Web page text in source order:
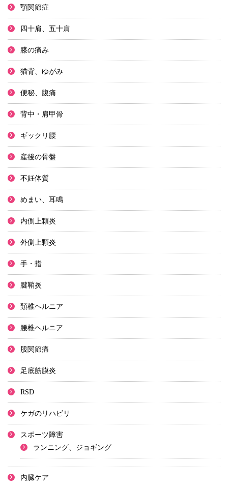
顎関節症
四十肩、五十肩
膝の痛み
猫背、ゆがみ
便秘、腹痛
背中・肩甲骨
ギックリ腰
産後の骨盤
不妊体質
めまい、耳鳴
内側上顆炎
外側上顆炎
手・指
腱鞘炎
頚椎ヘルニア
腰椎ヘルニア
股関節痛
足底筋膜炎
RSD
ケガのリハビリ
スポーツ障害
ランニング、ジョギング
内臓ケア